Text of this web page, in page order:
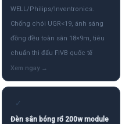
WELL/Philips/Inventronics.
Chống chói UGR<19, ánh sáng
đồng đều toàn sân 18×9m, tiêu
chuẩn thi đấu FIVB quốc tế
✓
Đèn sân bóng rổ 200w module